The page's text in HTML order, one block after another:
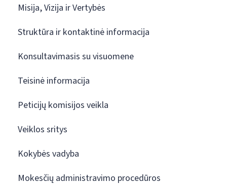
Misija, Vizija ir Vertybės
Struktūra ir kontaktinė informacija
Konsultavimasis su visuomene
Teisinė informacija
Peticijų komisijos veikla
Veiklos sritys
Kokybės vadyba
Mokesčių administravimo procedūros